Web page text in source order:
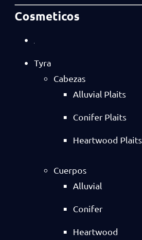
Cosmeticos
Tyra
Cabezas
Alluvial Plaits
Conifer Plaits
Heartwood Plaits
Cuerpos
Alluvial
Conifer
Heartwood